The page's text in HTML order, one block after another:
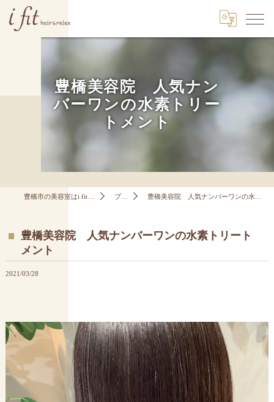
豊橋美容院 人気ナン
バーワンの水素トリー
トメント
豊橋市の美容室はi fit hair&relax ブログ 豊橋美容院 人気ナンバーワンの水素トリートメント
豊橋美容院 人気ナンバーワンの水素トリート
メント
2021/03/28